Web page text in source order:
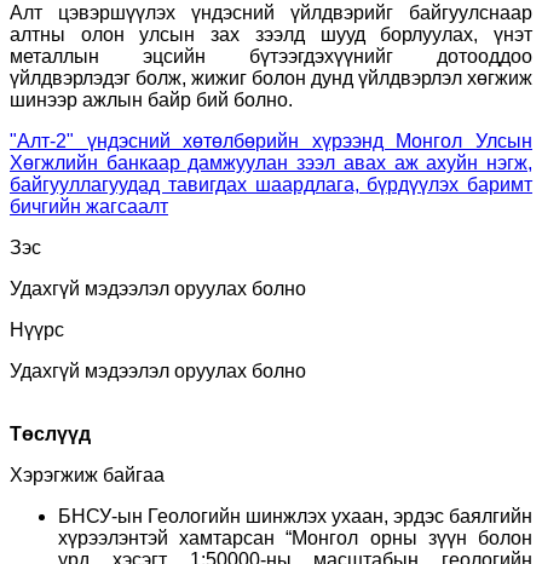
Алт цэвэршүүлэх үндэсний үйлдвэрийг байгуулснаар
алтны олон улсын зах зээлд шууд борлуулах, үнэт
металлын эцсийн бүтээгдэхүүнийг дотооддоо
үйлдвэрлэдэг болж, жижиг болон дунд үйлдвэрлэл хөгжиж
шинээр ажлын байр бий болно.
"Алт-2" үндэсний хөтөлбөрийн хүрээнд Монгол Улсын
Хөгжлийн банкаар дамжуулан зээл авах аж ахуйн нэгж,
байгууллагуудад тавигдах шаардлага, бүрдүүлэх баримт
бичгийн жагсаалт
Зэс
Удахгүй мэдээлэл оруулах болно
Нүүрс
Удахгүй мэдээлэл оруулах болно
Төслүүд
Хэрэгжиж байгаа
БНСУ-ын Геологийн шинжлэх ухаан, эрдэс баялгийн
хүрээлэнтэй хамтарсан “Монгол орны зүүн болон
урд хэсэгт 1:50000-ны масштабын геологийн